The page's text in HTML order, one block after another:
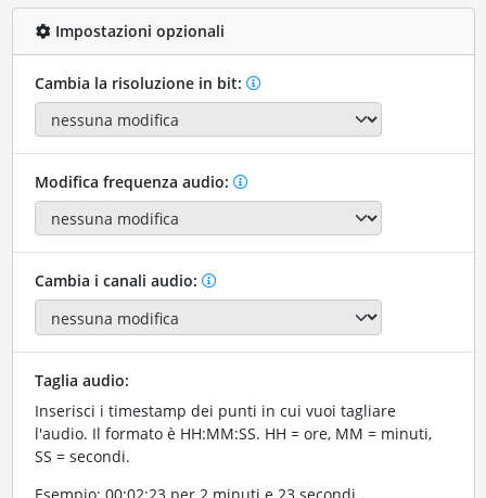
Impostazioni opzionali
Cambia la risoluzione in bit:
Modifica frequenza audio:
Cambia i canali audio:
Taglia audio:
Inserisci i timestamp dei punti in cui vuoi tagliare
l'audio. Il formato è HH:MM:SS. HH = ore, MM = minuti,
SS = secondi.